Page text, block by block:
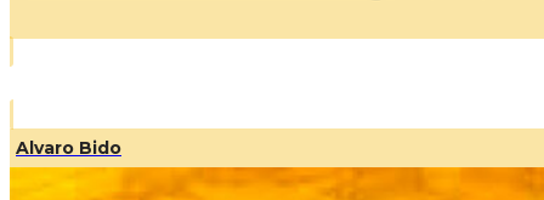
Alvaro Bido